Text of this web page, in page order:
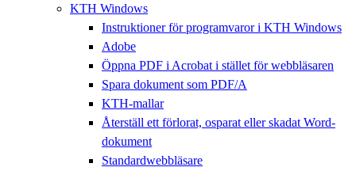
KTH Windows
Instruktioner för programvaror i KTH Windows
Adobe
Öppna PDF i Acrobat i stället för webbläsaren
Spara dokument som PDF/A
KTH-mallar
Återställ ett förlorat, osparat eller skadat Word-
dokument
Standardwebbläsare